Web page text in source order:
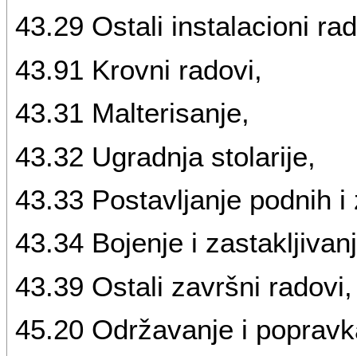
43.29 Ostali instalacioni
43.91 Krovni radovi,
43.31 Malterisanje,
43.32 Ugradnja stolarije,
43.33 Postavljanje podnih i
43.34 Bojenje i
43.39 Ostali završni radovi,
45.20 Održavanje i